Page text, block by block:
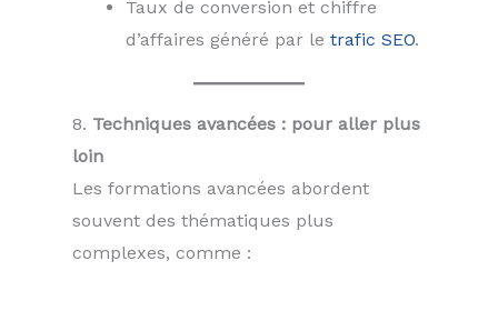
Taux de conversion et chiffre
d’affaires généré par le trafic SEO.
8. Techniques avancées : pour aller plus
loin
Les formations avancées abordent
souvent des thématiques plus
complexes, comme :